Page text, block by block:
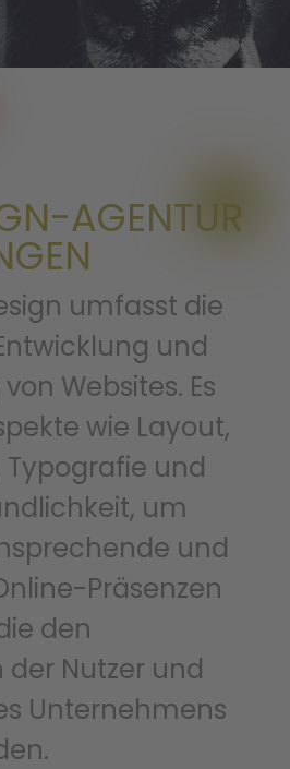
AGENTUR
umfasst die
und
Websites. Es
wie Layout,
und
um
und
Präsenzen
den
der Nutzer und
Unternehmens